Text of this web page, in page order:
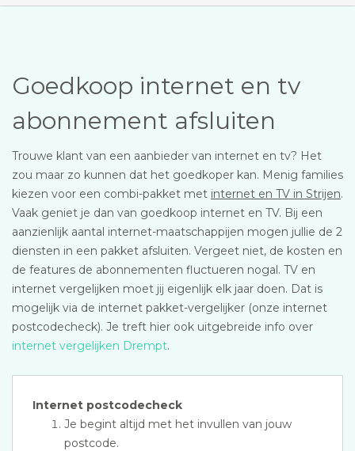
Goedkoop internet en tv
abonnement afsluiten
Trouwe klant van een aanbieder van internet en tv? Het
zou maar zo kunnen dat het goedkoper kan. Menig families
kiezen voor een combi-pakket met internet en TV in Strijen.
Vaak geniet je dan van goedkoop internet en TV. Bij een
aanzienlijk aantal internet-maatschappijen mogen jullie de 2
diensten in een pakket afsluiten. Vergeet niet, de kosten en
de features de abonnementen fluctueren nogal. TV en
internet vergelijken moet jij eigenlijk elk jaar doen. Dat is
mogelijk via de internet pakket-vergelijker (onze internet
postcodecheck). Je treft hier ook uitgebreide info over
internet vergelijken Drempt.
Internet postcodecheck
Je begint altijd met het invullen van jouw
postcode.